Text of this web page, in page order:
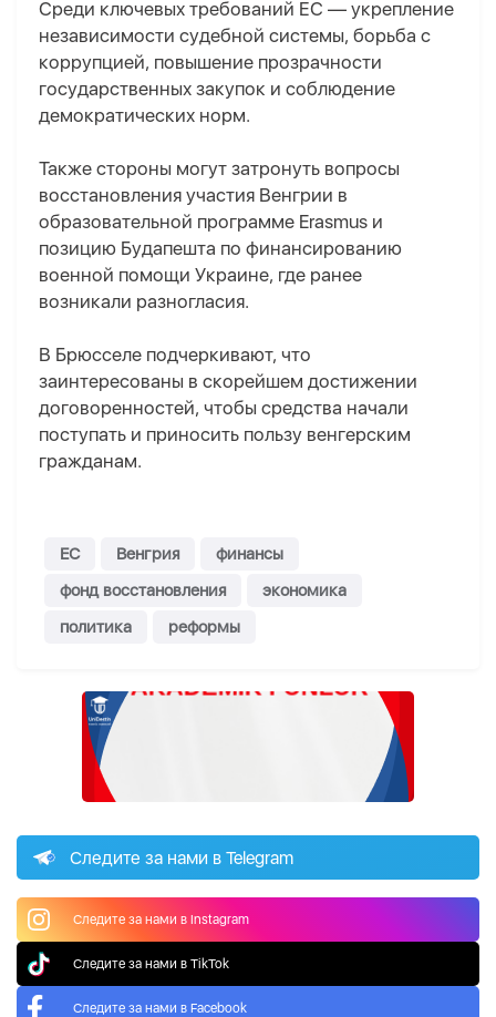
Среди ключевых требований ЕС — укрепление
независимости судебной системы, борьба с
коррупцией, повышение прозрачности
государственных закупок и соблюдение
демократических норм.
Также стороны могут затронуть вопросы
восстановления участия Венгрии в
образовательной программе Erasmus и
позицию Будапешта по финансированию
военной помощи Украине, где ранее
возникали разногласия.
В Брюсселе подчеркивают, что
заинтересованы в скорейшем достижении
договоренностей, чтобы средства начали
поступать и приносить пользу венгерским
гражданам.
ЕС Венгрия
финансы
фонд восстановления
экономика
политика
реформы
Следите за нами в Telegram
Следите за нами в Instagram
Следите за нами в TikTok
Следите за нами в Facebook